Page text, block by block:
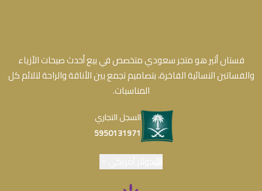
فستان أثير هو متجر سعودي متخصص في بيع أحدث صيحات الأزياء
والفساتين النسائية الفاخرة، بتصاميم تجمع بين الأناقة والراحة لتلائم كل
المناسبات.
السجل التجاري
5950131971